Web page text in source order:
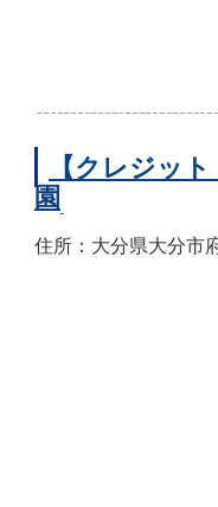
【クレジッ
園
住所：大分県大分市